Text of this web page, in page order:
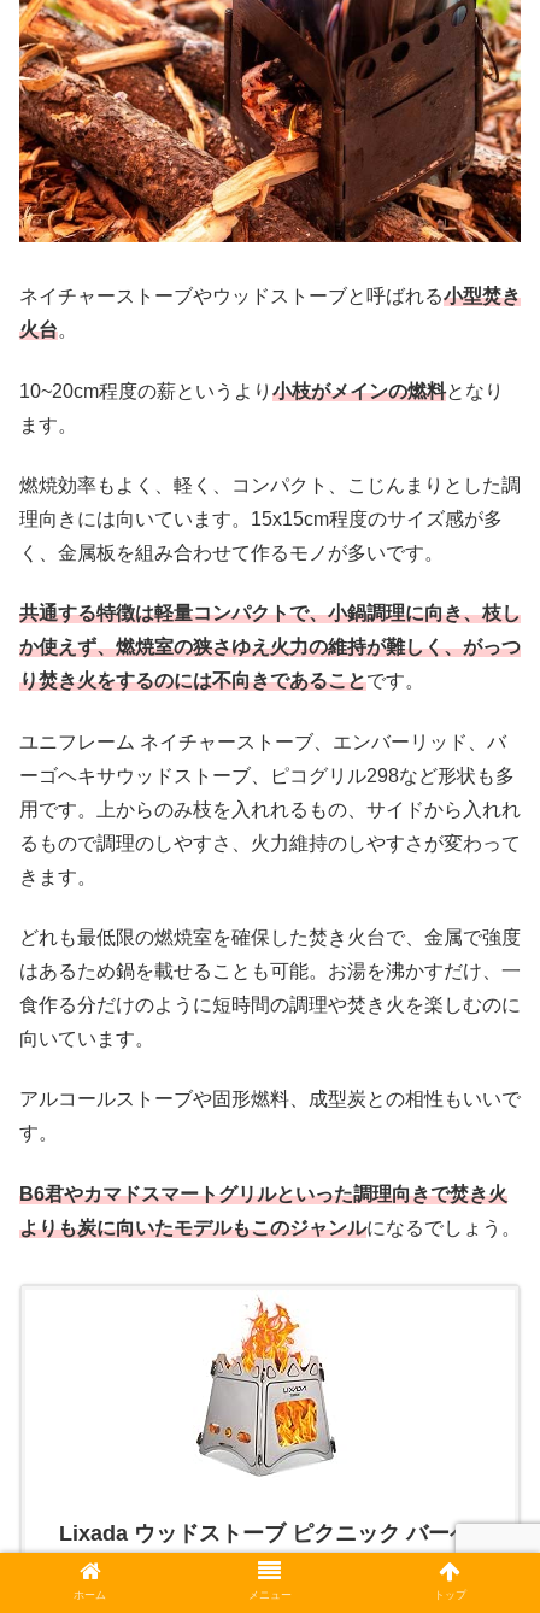
ネイチャーストーブやウッドストーブと呼ばれる小型焚き
火台。
10~20cm程度の薪というより 小枝がメインの燃料となり
ます。
燃焼効率もよく、軽く、コンパクト、こじんまりとした調
理向きには向いています。15x15cm程度のサイズ感が多
く、金属板を組み合わせて作るモノが多いです。
共通する特徴は軽量コンパクトで、小鍋調理に向き、枝し
か使えず、燃焼室の狭さゆえ火力の維持が難しく、がっつ
り焚き火をするのには不向きであることです。
ユニフレーム ネイチャーストーブ、エンバーリッド、バ
ーゴヘキサウッドストーブ、ピコグリル298など形状も多
用です。上からのみ枝を入れれるもの、サイドから入れれ
るもので調理のしやすさ、火力維持のしやすさが変わって
きます。
どれも最低限の燃焼室を確保した焚き火台で、金属で強度
はあるため鍋を載せることも可能。お湯を沸かすだけ、一
食作る分だけのように短時間の調理や焚き火を楽しむのに
向いています。
アルコールストーブや固形燃料、成型炭との相性もいいで
す。
B6君やカマドスマートグリルといった調理向きで焚き火
よりも炭に向いたモデルもこのジャンルになるでしょう。
Lixada ウッドストーブ ピクニック バーベキ
ューコンロ 焚火台 ファイアスタンド 折りた
ホーム メニュー トップ